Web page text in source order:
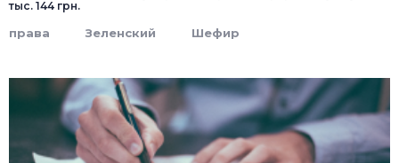
тыс. 144 грн.
права Зеленский Шефир